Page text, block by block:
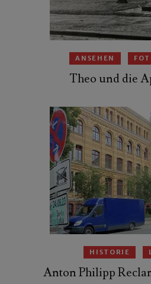
ANSEHEN
Theo und die
HISTORIE
Anton Philipp